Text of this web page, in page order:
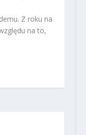
Z roku na
na to,